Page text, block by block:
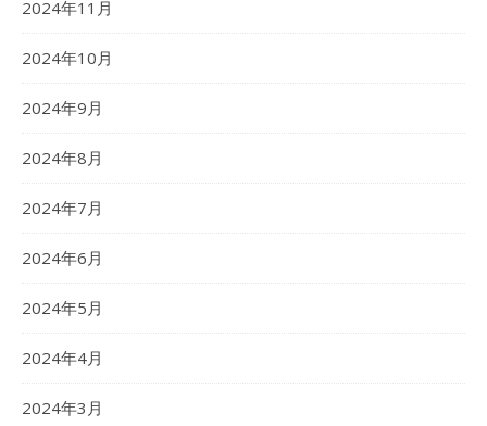
2024年11月
2024年10月
2024年9月
2024年8月
2024年7月
2024年6月
2024年5月
2024年4月
2024年3月